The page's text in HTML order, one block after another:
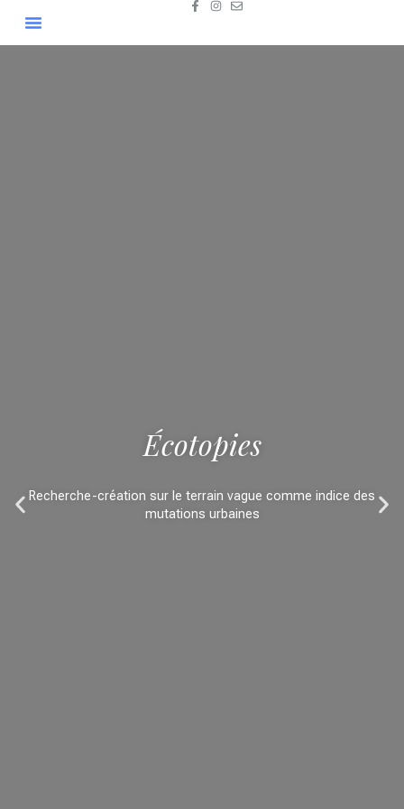
Écotopies
Recherche-création sur le terrain vague comme indice des
mutations urbaines